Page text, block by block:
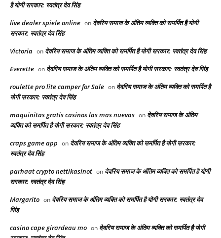
है योगी सरकार: स्वतंत्र देव सिंह
live dealer spiele online on देवरिय समाज के अंतिम व्यक्ति को समर्पित है योगी
सरकार: स्वतंत्र देव सिंह
Victoria on देवरिय समाज के अंतिम व्यक्ति को समर्पित है योगी सरकार: स्वतंत्र देव सिंह
Everette on देवरिय समाज के अंतिम व्यक्ति को समर्पित है योगी सरकार: स्वतंत्र देव सिंह
roulette pro lite camper for Sale on देवरिय समाज के अंतिम व्यक्ति को समर्पित है
योगी सरकार: स्वतंत्र देव सिंह
maquinitas gratis casinos las mas nuevas on देवरिय समाज के अंतिम
व्यक्ति को समर्पित है योगी सरकार: स्वतंत्र देव सिंह
craps game app on देवरिय समाज के अंतिम व्यक्ति को समर्पित है योगी सरकार:
स्वतंत्र देव सिंह
parhaat crypto nettikasinot on देवरिय समाज के अंतिम व्यक्ति को समर्पित है योगी
सरकार: स्वतंत्र देव सिंह
Margarito on देवरिय समाज के अंतिम व्यक्ति को समर्पित है योगी सरकार: स्वतंत्र देव
सिंह
casino cape girardeau mo on देवरिय समाज के अंतिम व्यक्ति को समर्पित है योगी